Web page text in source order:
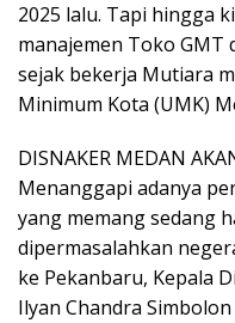
2025 lalu. Tapi hingga
manajemen Toko GMT
sejak bekerja Mutiara
Minimum Kota (UMK)
DISNAKER MEDAN
Menanggapi adanya
yang memang sedang
dipermasalahkan
ke Pekanbaru, Kepala
Ilyan Chandra